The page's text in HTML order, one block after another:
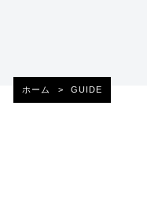
ホーム > GUIDE